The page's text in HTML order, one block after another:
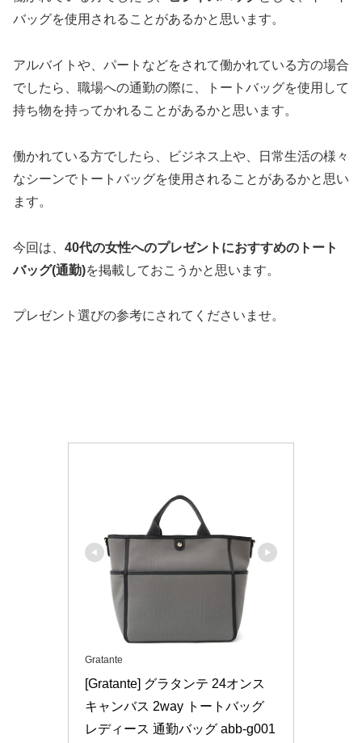
バッグを使用されることがあるかと思います。
アルバイトや、パートなどをされて働かれている方の場合
でしたら、職場への通勤の際に、トートバッグを使用して
持ち物を持ってかれることがあるかと思います。
働かれている方でしたら、ビジネス上や、日常生活の様々
なシーンでトートバッグを使用されることがあるかと思い
ます。
今回は、 40代の女性へのプレゼントにおすすめのトート
バッグ(通勤)を掲載しておこうかと思います。
プレゼント選びの参考にされてくださいませ。
Gratante
[Gratante] グラタンテ 24オンス
キャンバス 2way トートバッグ
レディース 通勤バッグ abb-g001